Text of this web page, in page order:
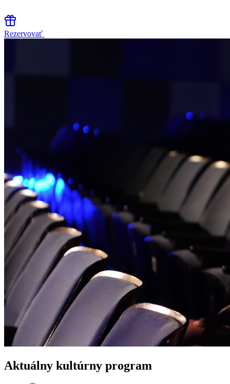
Rezervovať
Aktuálny kultúrny program